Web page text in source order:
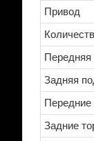
Привод
Передняя
Задняя
Передние
Задние